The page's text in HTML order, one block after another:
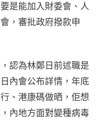
是能加入財委會、人
，審批政府撥款申
認為林鄭日前述職是
內會公布詳情，年底
、港康碼做晒，佢想
內地方面對變種病毒